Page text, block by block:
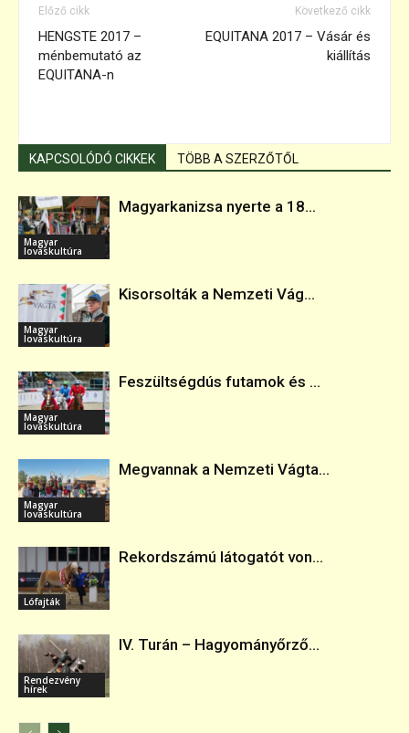
Előző cikk
HENGSTE 2017 –
ménbemutató az
EQUITANA-n
Következő cikk
EQUITANA 2017 – Vásár és
kiállítás
KAPCSOLÓDÓ CIKKEK TÖBB A SZERZŐTŐL
Magyar
lovaskultúra
Magyarkanizsa nyerte a 18...
Magyar
lovaskultúra
Kisorsolták a Nemzeti Vág...
Magyar
lovaskultúra
Feszültségdús futamok és ...
Magyar
lovaskultúra
Megvannak a Nemzeti Vágta...
Lófajták
Rekordszámú látogatót von...
Rendezvény
hírek
IV. Turán – Hagyományőrző...